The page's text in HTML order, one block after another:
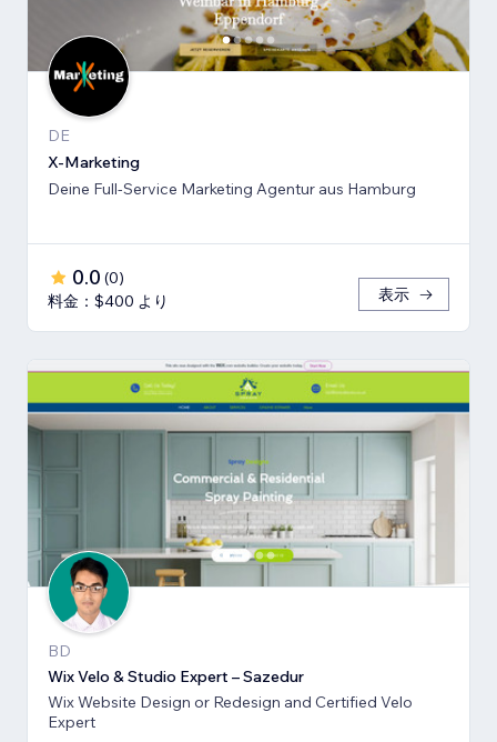
DE
X-Marketing
Deine Full-Service Marketing Agentur aus Hamburg
0.0 (0)
料金：$400 より
表示
BD
Wix Velo & Studio Expert – Sazedur
Wix Website Design or Redesign and Certified Velo
Expert